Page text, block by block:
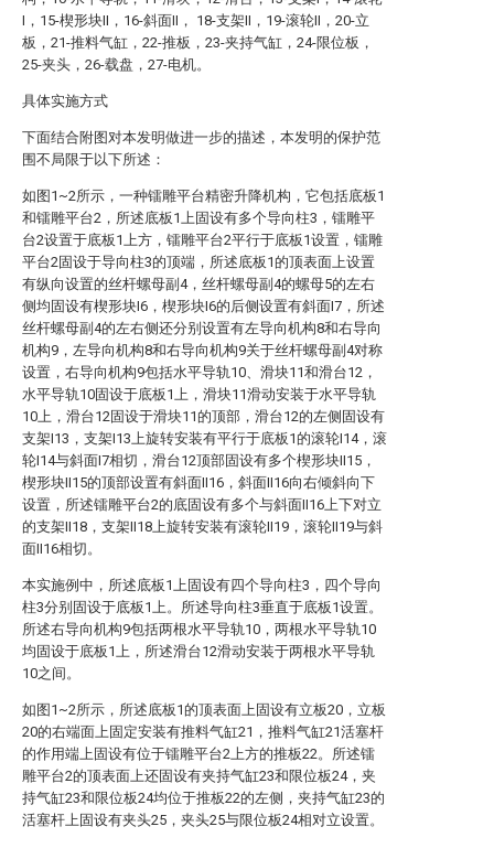
I，15-楔形块II，16-斜面II， 18-支架II，19-滚轮II，20-立
板，21-推料气缸，22-推板，23-夹持气缸，24-限位板，
25-夹头，26-载盘，27-电机。
具体实施方式
下面结合附图对本发明做进一步的描述，本发明的保护范
围不局限于以下所述：
如图1~2所示，一种镭雕平台精密升降机构，它包括底板1
和镭雕平台2，所述底板1上固设有多个导向柱3，镭雕平
台2设置于底板1上方，镭雕平台2平行于底板1设置，镭雕
平台2固设于导向柱3的顶端，所述底板1的顶表面上设置
有纵向设置的丝杆螺母副4，丝杆螺母副4的螺母5的左右
侧均固设有楔形块I6，楔形块I6的后侧设置有斜面I7，所述
丝杆螺母副4的左右侧还分别设置有左导向机构8和右导向
机构9，左导向机构8和右导向机构9关于丝杆螺母副4对称
设置，右导向机构9包括水平导轨10、滑块11和滑台12，
水平导轨10固设于底板1上，滑块11滑动安装于水平导轨
10上，滑台12固设于滑块11的顶部，滑台12的左侧固设有
支架I13，支架I13上旋转安装有平行于底板1的滚轮I14，滚
轮I14与斜面I7相切，滑台12顶部固设有多个楔形块II15，
楔形块II15的顶部设置有斜面II16，斜面II16向右倾斜向下
设置，所述镭雕平台2的底固设有多个与斜面II16上下对立
的支架II18，支架II18上旋转安装有滚轮II19，滚轮II19与斜
面II16相切。
本实施例中，所述底板1上固设有四个导向柱3，四个导向
柱3分别固设于底板1上。所述导向柱3垂直于底板1设置。
所述右导向机构9包括两根水平导轨10，两根水平导轨10
均固设于底板1上，所述滑台12滑动安装于两根水平导轨
10之间。
如图1~2所示，所述底板1的顶表面上固设有立板20，立板
20的右端面上固定安装有推料气缸21，推料气缸21活塞杆
的作用端上固设有位于镭雕平台2上方的推板22。所述镭
雕平台2的顶表面上还固设有夹持气缸23和限位板24，夹
持气缸23和限位板24均位于推板22的左侧，夹持气缸23的
活塞杆上固设有夹头25，夹头25与限位板24相对立设置。